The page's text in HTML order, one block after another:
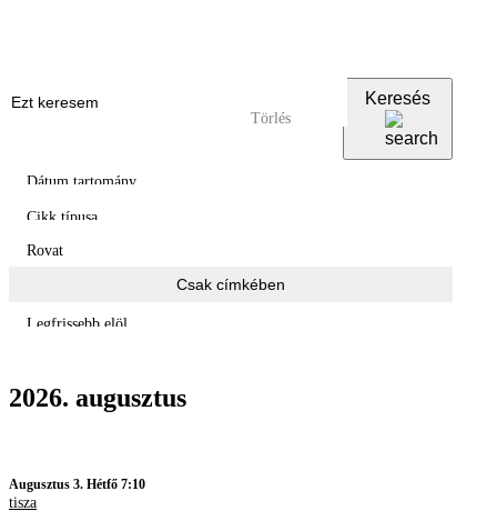
Keresés
Dátum tartomány
Cikk típusa
Rovat
Csak címkében
Legfrissebb elöl
2026. augusztus
Augusztus 3. Hétfő 7:10
tisza